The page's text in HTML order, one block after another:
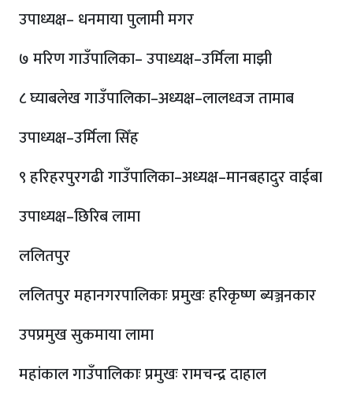
उपाध्यक्ष– धनमाया पुलामी मगर
७ मरिण गाउँपालिका– उपाध्यक्ष–उर्मिला माझी
८ घ्याबलेख गाउँपालिका–अध्यक्ष–लालध्वज तामाब
उपाध्यक्ष–उर्मिला सिँह
९ हरिहरपुरगढी गाउँपालिका–अध्यक्ष–मानबहादुर वाईबा
उपाध्यक्ष–छिरिब लामा
ललितपुर
ललितपुर महानगरपालिकाः प्रमुखः हरिकृष्ण ब्यञ्जनकार
उपप्रमुख सुकमाया लामा
महांकाल गाउँपालिकाः प्रमुखः रामचन्द्र दाहाल